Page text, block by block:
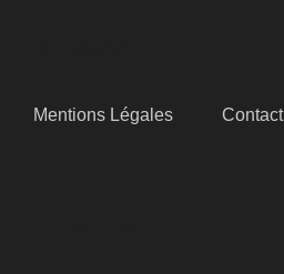
Mentions Légales Contact